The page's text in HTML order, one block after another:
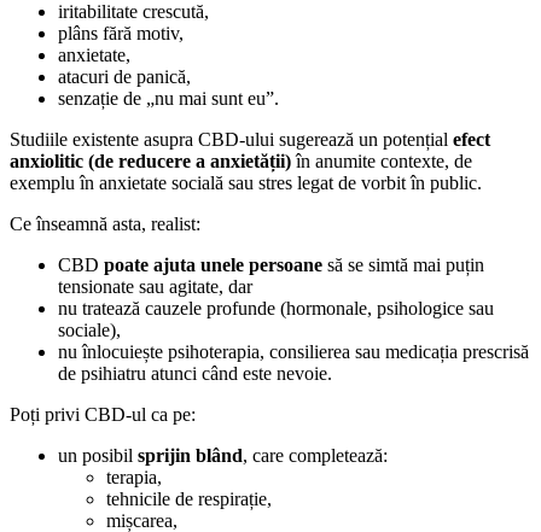
iritabilitate crescută,
plâns fără motiv,
anxietate,
atacuri de panică,
senzație de „nu mai sunt eu”.
Studiile existente asupra CBD-ului sugerează un potențial efect
anxiolitic (de reducere a anxietății)în anumite contexte, de
exemplu în anxietate socială sau stres legat de vorbit în public.
Ce înseamnă asta, realist:
CBD poate ajuta unele persoane să se simtă mai puțin
tensionate sau agitate, dar
nu tratează cauzele profunde (hormonale, psihologice sau
sociale),
nu înlocuiește psihoterapia, consilierea sau medicația prescrisă
de psihiatru atunci când este nevoie.
Poți privi CBD-ul ca pe:
un posibil sprijin blând, care completează:
terapia,
tehnicile de respirație,
mișcarea,